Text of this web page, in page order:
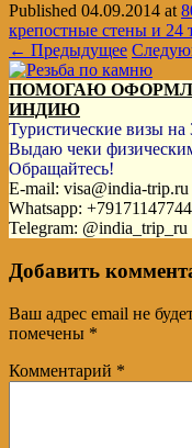
Published 04.09.2014 at
крепостные стены и 24
← Предыдущее
ПОМОГАЮ
ИНДИЮ
Туристические визы на
Выдаю чеки
Обращайтесь!
E-mail: visa@india-trip.ru
Whatsapp: +79171147744
Telegram: @india_trip_ru
Добавить
Ваш адрес email не
помечены *
Комментарий *